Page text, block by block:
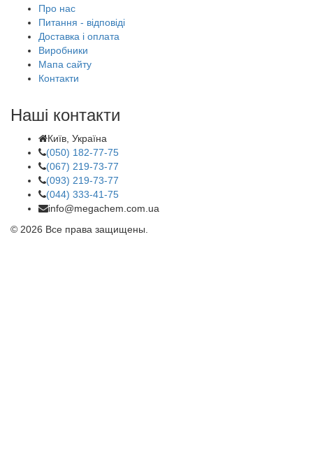
Про нас
Питання - відповіді
Доставка і оплата
Виробники
Мапа сайту
Контакти
Наші контакти
Київ, Україна
(050) 182-77-75
(067) 219-73-77
(093) 219-73-77
(044) 333-41-75
info@megachem.com.ua
© 2026 Все права защищены.